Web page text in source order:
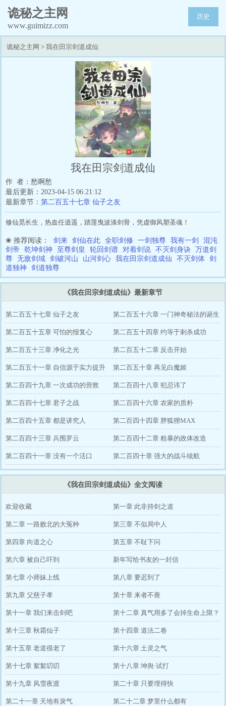
诡秘之主网
www.guimizz.com
历史
诡秘之主网 > 我在田宗剑道成仙
我在田宗剑道成仙
作 者：愁啊愁
最后更新：2023-04-15 06:21:12
最新章节： 第二百五十七章 仙子之友
修仙觅长生，热血任逍遥，踏莲曳波涤剑骨，凭虚御风塑圣魂！
❀ 推荐阅读： 剑来 剑仙在此 全职剑修 一剑独尊 我有一剑
混沌
剑帝
乾坤剑神 至尊剑皇 轮回剑谱 对着剑说 不灭剑身诀 万道剑
尊
无敌剑域 剑破河山 山河剑心 我在田宗剑道成仙 不灭剑体 剑
道独神
剑道独尊
《我在田宗剑道成仙》最新章节
第二百五十七章 仙子之友 第二百五十六章 一门神奇秘法的诞生
第二百五十五章 可怕的报复心 第二百五十四章 约等于刺杀成功
第二百五十三章 净化之光 第二百五十二章 反击开始
第二百五十一章 自信源于实力提升 第二百五十章 再见白魔姬
第二百四十九章 一次成功的营救 第二百四十八章 犯忌讳了
第二百四十七章 君子之战 第二百四十六章 农家的质朴
第二百四十五章 都是讲究人 第二百四十四章 胖狐狸MAX
第二百四十三章 兵围罗云 第二百四十二章 粗暴的政体改造
第二百四十一章 没有一个活口 第二百四十章 强大的战斗续航
《我在田宗剑道成仙》全文阅读
欢迎收藏 第一章 此非持剑之道
第二章 一路败北的大冤种 第三章 不似局中人
第四章 向道之心 第五章 不耻下问
第六章 被自己吓到 新年写给书友的一封信
第七章 小师妹上线 第八章 要迟到了
第九章 父慈子孝 第十章 来者不善
第十一章 我们来击剑吧 第十二章 真气用多了会掉生命上限？
第十三章 秋霜仙子 第十四章 道法二卷
第十五章 老道很老了 第十六章 土灵之气
第十七章 絮絮叨叨 第十八章 坤舆·试打
第十九章 风雪夜渡 第二十章 只要埋得快
第二十一章 天地有戾气 第二十二章 梦里什么都有